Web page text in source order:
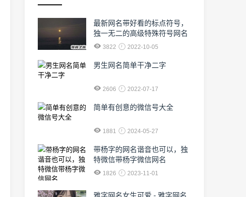
最新网名带好看的标点符号，
独一无二的高级特殊符号网名
3822 2022-10-05
男生网名简单干净二字
2606 2022-07-17
简单有创意的微信号大全
1881 2024-05-27
​带杨字的网名谐音也可以，独
特微信带杨字微信网名
1826 2023-11-01
雅字网名女生可爱 - 雅字网名